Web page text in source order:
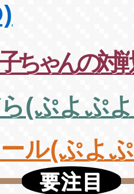
ちゃんの対
(ぷよぷ
ル(ぷよ
要注目